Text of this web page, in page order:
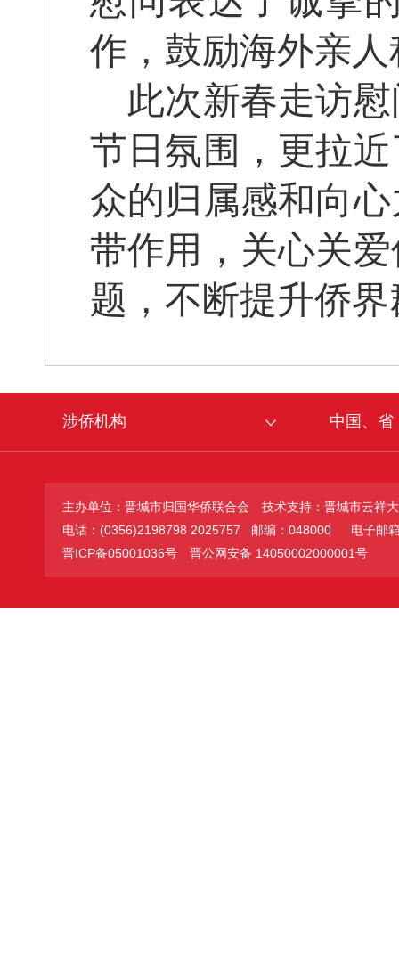
作，鼓励海外亲
此次新春走访
节日氛围，更拉
众的归属感和向
带作用，关心关
题，不断提升侨
涉侨机构 中国、省
主办单位：晋城市归国华侨联合会
技术支持：晋城市云祥
电话：(0356)2198798 2025757 邮编：048000
电子邮
晋ICP备05001036号
晋公网安备 14050002000001号